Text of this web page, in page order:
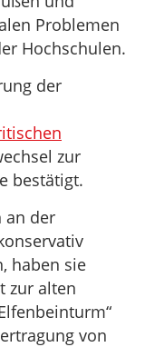
Problemen
Hochschulen.
der
zur
bestätigt.
an der
haben sie
zur alten
von